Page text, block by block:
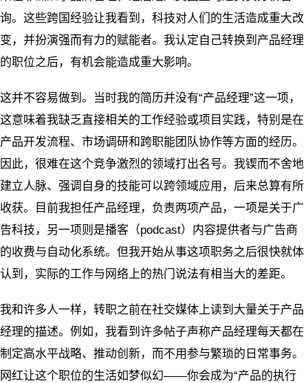
询。这些跨国经验让我看到，科技对人们的生活造成重大改
变，并扮演强而有力的赋能者。我认定自己转换到产品经理
的职位之后，有机会能造成重大影响。
这并不容易做到。当时我的简历并没有“产品经理”这一项，
这意味着我缺乏直接相关的工作经验或项目实践，特别是在
产品开发流程、市场调研和跨职能团队协作等方面的经历。
因此，很难在这个竞争激烈的领域打出名号。我锲而不舍地
建立人脉、强调自身的技能可以跨领域应用，后来总算有所
收获。目前我担任产品经理，负责两项产品，一项是关于广
告科技，另一项则是播客（podcast）内容提供者与广告商
的收费与自动化系统。但我开始从事这项职务之后很快就体
认到，实际的工作与网络上的热门说法有相当大的差距。
我和许多人一样，转职之前在社交媒体上读到大量关于产品
经理的描述。例如，我看到许多帖子声称产品经理每天都在
制定高水平战略、推动创新，而不用参与繁琐的日常事务。
网红让这个职位的生活如梦似幻——你会成为“产品的执行